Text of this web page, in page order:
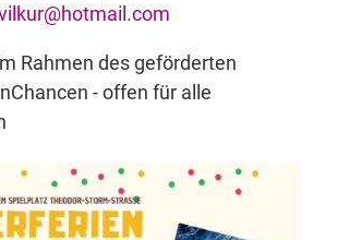
Rahmen des geförderten
- offen für alle